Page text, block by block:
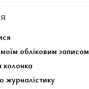
обліковим записом
колонка
журналістику